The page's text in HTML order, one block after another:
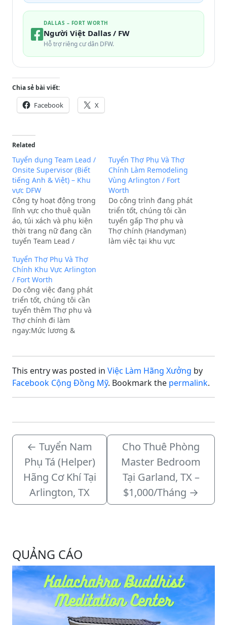
DALLAS – FORT WORTH
Người Việt Dallas / FW
Hỗ trợ riêng cư dân DFW.
Chia sẻ bài viết:
Facebook X
Related
Tuyển dụng Team Lead /
Onsite Supervisor (Biết
tiếng Anh & Việt) – Khu
vực DFW
Công ty hoạt động trong
lĩnh vực cho thuê quần
áo, túi xách và phụ kiện
thời trang nữ đang cần
tuyển Team Lead /
lý nhân sự) biết tiếng
Việt và tiếng Anh.Mô tả
công việc:Quản lý và
giám sát nhân viên tại
các bộ phận…
Tuyển Thợ Phụ Và Thợ
Chính Làm Remodeling
Vùng Arlington / Fort
Worth
Do công trình đang phát
triển tốt, chúng tôi cần
tuyển gấp Thợ phụ và
Thợ chính (Handyman)
làm việc tại khu vực
Tuyển Thợ Phụ Và Thợ
Chính Khu Vực Arlington
/ Fort Worth
Do công việc đang phát
triển tốt, chúng tôi cần
tuyển thêm Thợ phụ và
Thợ chính đi làm
ngay:Mức lương &
tăng lương trong vòng 6-
8 tuần).Thợ chính thức:
This entry was posted in Việc Làm Hãng Xưởng by
Facebook Cộng Đồng Mỹ. Bookmark the permalink.
← Tuyển Nam
Phụ Tá (Helper)
Hãng Cơ Khí Tại
Arlington, TX
Cho Thuê Phòng
Master Bedroom
Tại Garland, TX –
$1,000/Tháng →
QUẢNG CÁO